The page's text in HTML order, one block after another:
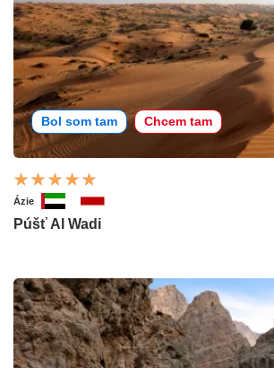
Bol som tam Chcem tam
Ázie
Púšť Al Wadi